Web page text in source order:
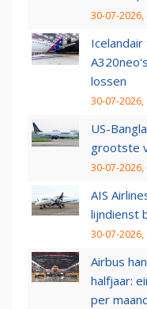
30-07-2026,
lossen
30-07-2026,
US-
grootste
30-07-2026,
AIS
lijndienst
30-07-2026,
Airbus
halfjaar:
per